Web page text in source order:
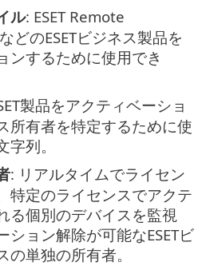
ル: ESET Remote
のESETビジネス製品を
ンするために使用でき
製品をアクティベーショ
所有者を特定するために使
列。
: リアルタイムでライセン
特定のライセンスでアクテ
る個別のデバイスを監視
ション解除が可能なESETビ
の単独の所有者。